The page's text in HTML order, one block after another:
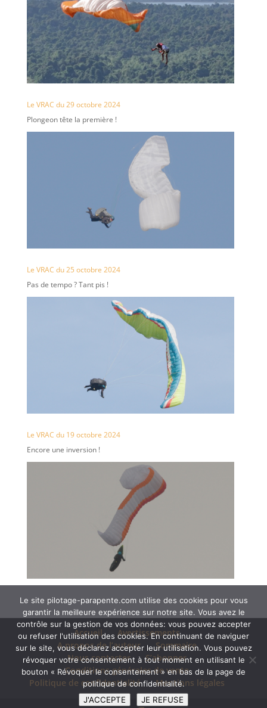
Le VRAC du 29 octobre 2024
Plongeon tête la première !
Le VRAC du 25 octobre 2024
Pas de tempo ? Tant pis !
Le VRAC du 19 octobre 2024
Encore une inversion !
Accueil
Avertissements
A propos de l’auteur
Sommaire
Nous contacter
S’abonner
Conditions générales de vente
Politique de confidentialité
Mentions légales
Le site pilotage-parapente.com utilise des cookies pour vous
garantir la meilleure expérience sur notre site. Vous avez le
contrôle sur la gestion de vos données: vous pouvez accepter
ou refuser l'utilisation des cookies. En continuant de naviguer
sur le site, vous déclarez accepter leur utilisation. Vous pouvez
révoquer votre consentement à tout moment en utilisant le
bouton « Révoquer le consentement » en bas de la page de
politique de confidentialité.
J'ACCEPTE
JE REFUSE